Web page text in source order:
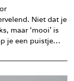
Niet dat je
maar ‘mooi’ is
je een puistje…